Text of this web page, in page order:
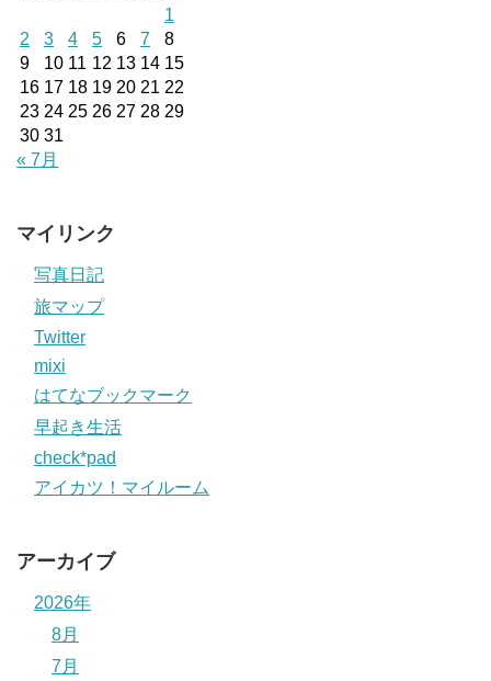
1
2
3 4 5 6 7
8
9
10 11 12 13 14 15
16 17 18 19 20 21 22
23 24 25 26 27 28 29
30 31
« 7月
マイリンク
写真日記
旅マップ
Twitter
mixi
はてなブックマーク
早起き生活
check*pad
アイカツ！マイルーム
アーカイブ
2026年
8月
7月